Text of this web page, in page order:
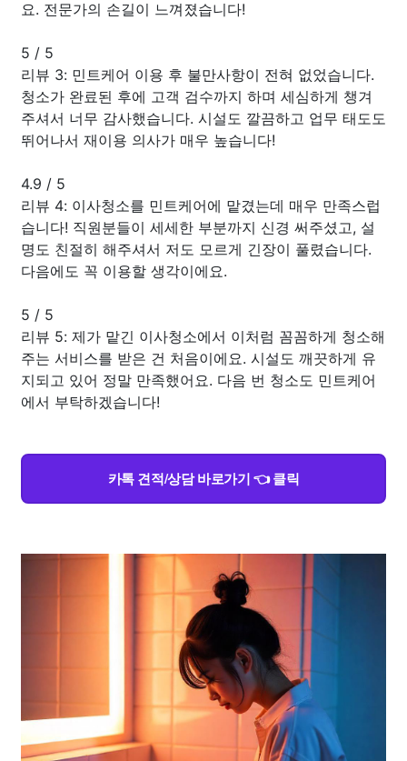
요. 전문가의 손길이 느껴졌습니다!
5 / 5
리뷰 3: 민트케어 이용 후 불만사항이 전혀 없었습니다.
청소가 완료된 후에 고객 검수까지 하며 세심하게 챙겨
주셔서 너무 감사했습니다. 시설도 깔끔하고 업무 태도도
뛰어나서 재이용 의사가 매우 높습니다!
4.9 / 5
리뷰 4: 이사청소를 민트케어에 맡겼는데 매우 만족스럽
습니다! 직원분들이 세세한 부분까지 신경 써주셨고, 설
명도 친절히 해주셔서 저도 모르게 긴장이 풀렸습니다.
다음에도 꼭 이용할 생각이에요.
5 / 5
리뷰 5: 제가 맡긴 이사청소에서 이처럼 꼼꼼하게 청소해
주는 서비스를 받은 건 처음이에요. 시설도 깨끗하게 유
지되고 있어 정말 만족했어요. 다음 번 청소도 민트케어
에서 부탁하겠습니다!
카톡 견적/상담 바로가기 👈 클릭